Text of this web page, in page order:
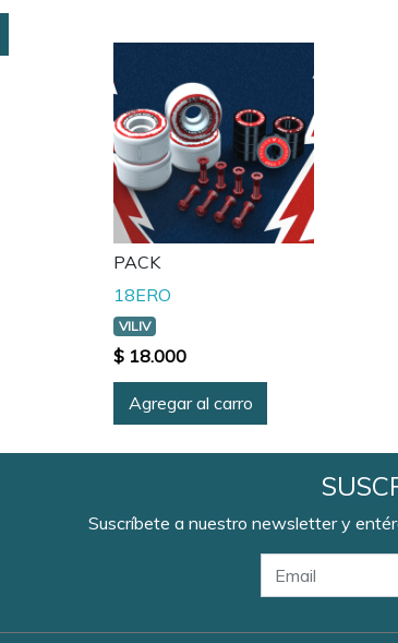
PACK
18ERO
VILIV
$ 18.000
Agregar al carro
Suscríbete a nuestro newsletter y